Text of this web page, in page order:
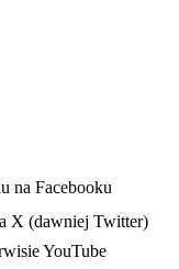
na Facebooku
X (dawniej Twitter)
YouTube